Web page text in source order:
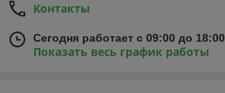
Контакты
Сегодня работает с 09:00 до 18:00
Показать весь график работы